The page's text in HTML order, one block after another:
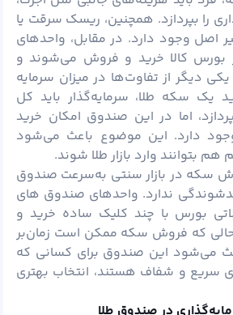
را بپردازد. همچنین، ریسک سرقت یا
اصل وجود دارد. در مقابل، واحدهای
بورس کالا خرید و فروش می‌شوند و
دیگر از تفاوت‌ها در میزان سرمایه
یک سکه طلا، سرمایه‌گذار باید کل
اما در این صندوق امکان خرید
دارد. این موضوع باعث می‌شود
هم بتوانند وارد بازار طلا شوند.
سکه در بازار سنتی به‌سرعت صندوق
ندارد. واحدهای صندوق های
بورس با چند کلیک ساده خرید و
که فروش سکه ممکن است زمان‌بر
می‌شود این صندوق برای کسانی که
سریع و شفاف هستند، انتخاب بهتری